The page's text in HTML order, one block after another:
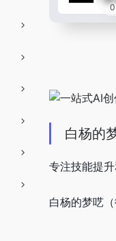
0
白杨的
专注技能提
白杨的梦呓